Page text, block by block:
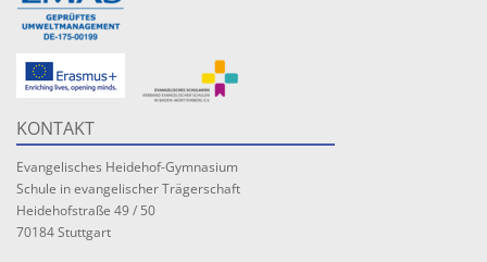
KONTAKT
Evangelisches Heidehof-Gymnasium
Schule in evangelischer Trägerschaft
Heidehofstraße 49 / 50
70184 Stuttgart